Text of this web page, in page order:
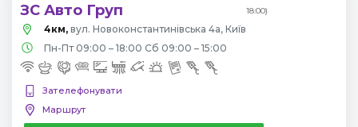
ЗС Авто Груп
18:00)
4км, вул. Новоконстантинівська 4а, Київ
Пн-Пт 09:00 – 18:00 Сб 09:00 – 15:00
Зателефонувати
Маршрут